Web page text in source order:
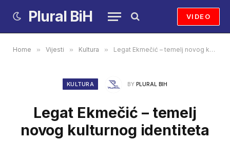
Plural BiH VIDEO
Home » Vijesti » Kultura » Legat Ekmečić – temelj novog kulturnog identiteta Brčkog
KULTURA BY PLURAL BIH
Legat Ekmečić – temelj
novog kulturnog identiteta